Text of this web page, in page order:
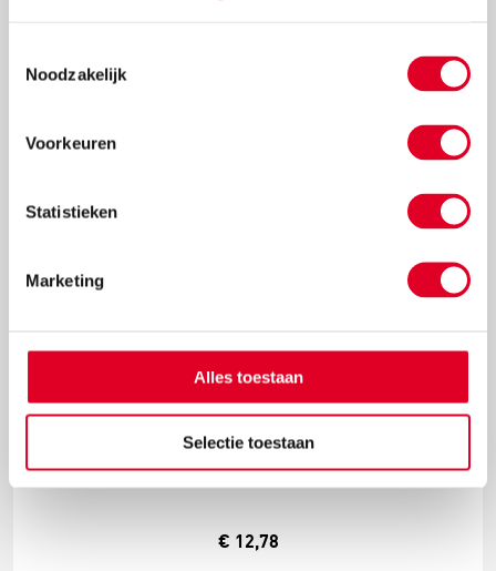
Noodzakelijk
Voorkeuren
Statistieken
Marketing
Alles toestaan
Selectie toestaan
Meer info
Gekleurd karton | Gebroken wit | A4 | 180 gram | 100 vel
€ 12,78